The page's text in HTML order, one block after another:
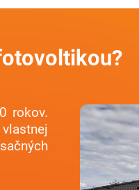
rokov.